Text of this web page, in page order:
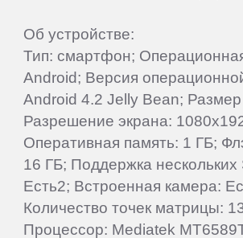
Об устройстве:
Тип: смартфон;
Android; Версия
Android 4.2 Jelly Bean;
Разрешение экрана:
Оперативная память: 1 ГБ;
16 ГБ; Поддержка нескольких
Есть2; Встроенная камера:
Количество точек матрицы:
Процессор: Mediatek
Firmware
Sitemap
ПЛАНШЕТЫ
3Q
4Good